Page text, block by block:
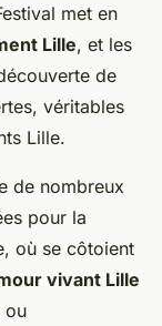
met en
Lille, et les
de
véritables
Lille.
de nombreux
pour la
où se côtoient
vivant Lille
ou